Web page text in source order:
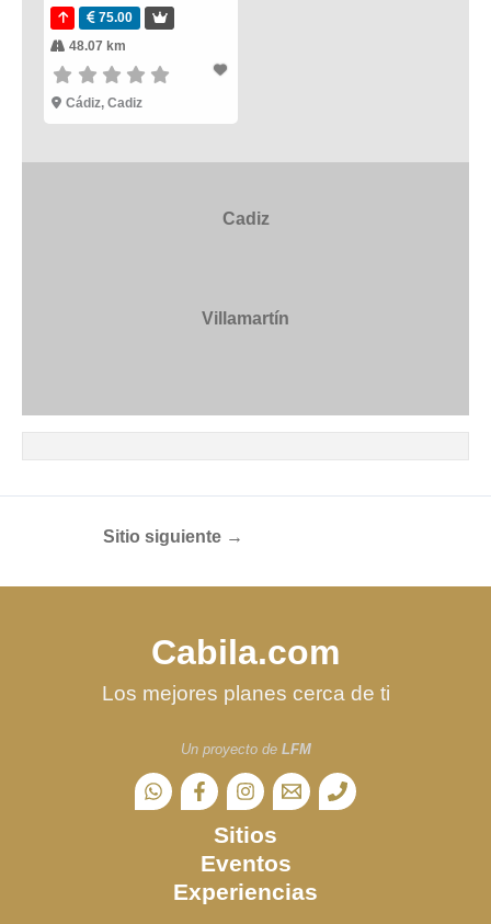
75.00
48.07 km
Cádiz, Cadiz
Cadiz
Villamartín
Sitio siguiente →
Cabila.com
Los mejores planes cerca de ti
Un proyecto de LFM
Sitios
Eventos
Experiencias